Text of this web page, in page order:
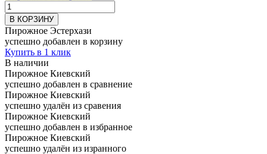
В КОРЗИНУ
Пирожное Эстерхази
успешно добавлен в корзину
Купить в 1 клик
В наличии
Пирожное Киевский
успешно добавлен в сравнение
Пирожное Киевский
успешно удалён из сравения
Пирожное Киевский
успешно добавлен в избранное
Пирожное Киевский
успешно удалён из изранного